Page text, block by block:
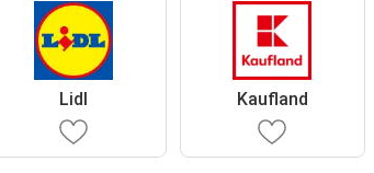
Lidl Kaufland